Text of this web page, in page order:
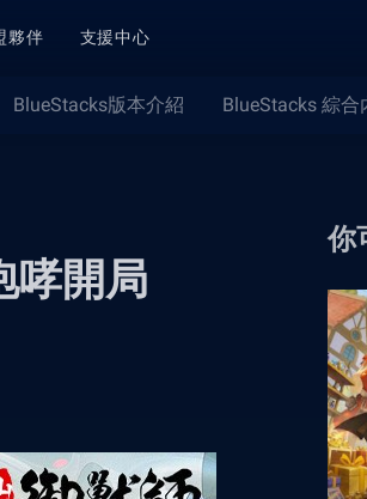
夥伴 支援中心
BlueStacks版本介紹 BlueStacks 綜合
哮開局
你